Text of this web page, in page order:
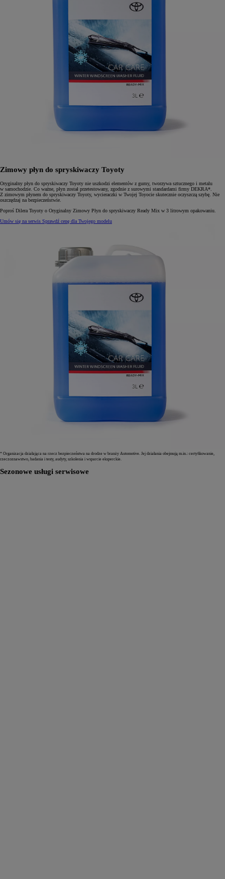
Zimowy płyn do spryskiwaczy Toyoty
Oryginalny płyn do spryskiwaczy Toyoty nie uszkodzi elementów z gumy, tworzywa sztucznego i metalu
w samochodzie. Co ważne, płyn został przetestowany, zgodnie z surowymi standardami firmy DEKRA*.
Z zimowym płynem do spryskiwaczy Toyoty, wycieraczki w Twojej Toyocie skutecznie oczyszczą szybę. Nie
oszczędzaj na bezpieczeństwie.
Poproś Dilera Toyoty o Oryginalny Zimowy Płyn do spryskiwaczy Ready Mix w 3 litrowym opakowaniu.
Umów się na serwis Sprawdź cenę dla Twojego modelu
* Organizacja działająca na rzecz bezpieczeństwa na drodze w branży Automotive. Jej działania obejmują m.in.: certyﬁkowanie,
rzeczoznawstwo, badania i testy, audyty, szkolenia i wsparcie eksperckie.
Sezonowe usługi serwisowe